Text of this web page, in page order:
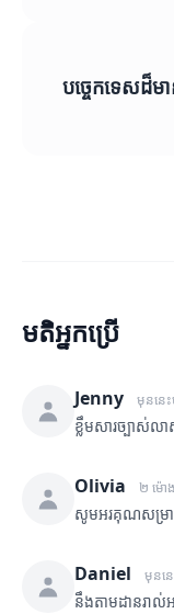
បច្ចេកទេសដ៏ម
មតិអ្នកប្រើ
Jenny មុននេះ
ខ្លឹមសារច្បា
Olivia ២ ម៉ោ
សូមអរគុណសម្រា
Daniel មុននេ
នឹងតាមដានរាល់